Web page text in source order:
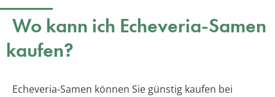
Wo kann ich Echeveria-Samen
kaufen?
Echeveria-Samen können Sie günstig kaufen bei